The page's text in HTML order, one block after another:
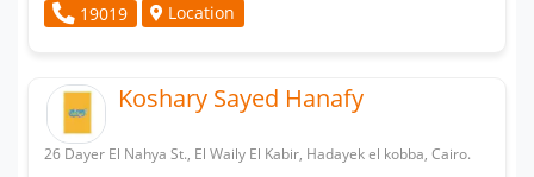
19019 Location
Koshary Sayed Hanafy
26 Dayer El Nahya St., El Waily El Kabir, Hadayek el kobba, Cairo.